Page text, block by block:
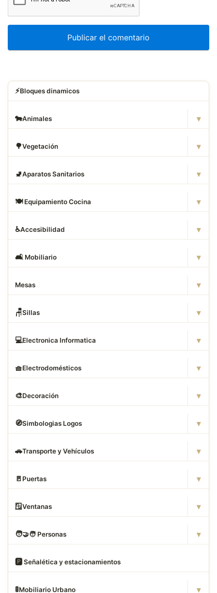
⚡Bloques dinamicos
🐄Animales ▾
🌳Vegetación ▾
🚽Aparatos Sanitarios ▾
🍽️ Equipamiento Cocina ▾
♿Accesibilidad ▾
🛋 ️ Mobiliario ▾
Mesas ▾
🪑Sillas ▾
💻Electronica Informatica ▾
🧺Electrodomésticos ▾
🎨Decoración ▾
🧭Simbologias Logos ▾
🚗Transporte y Vehículos ▾
🚪 Puertas ▾
🪟Ventanas ▾
🧑‍🤝‍🧑 Personas ▾
🅿️ Señalética y estacionamientos
🚦Mobiliario Urbano ▾